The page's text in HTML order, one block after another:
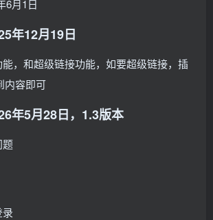
6月1日
年12月19日
，和超级链接功能，如要超级链接，插
内容即可
年5月28日，1.3版本
题